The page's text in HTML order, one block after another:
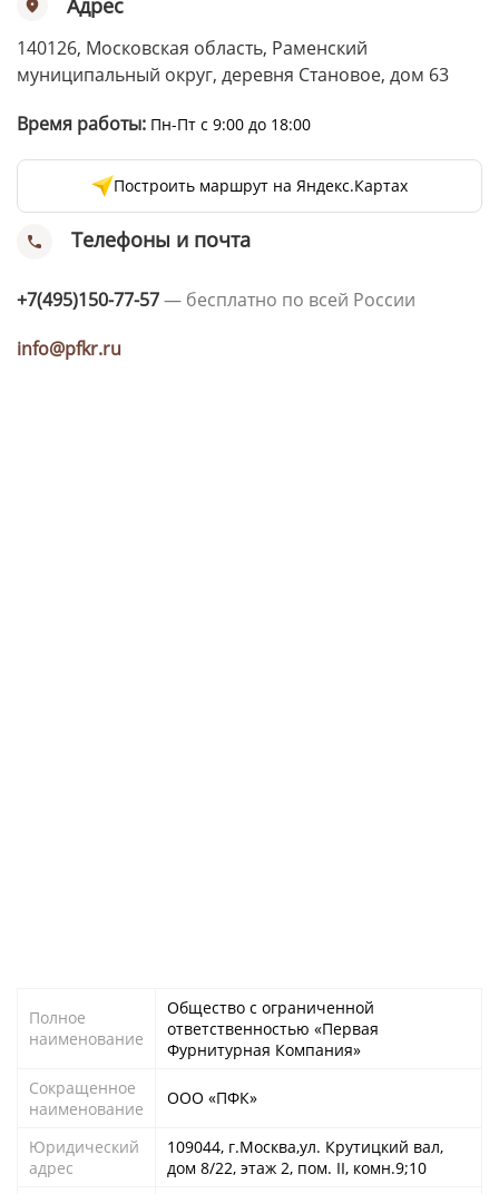
Адрес
140126, Московская область, Раменский
муниципальный округ, деревня Становое, дом 63
Время работы: Пн-Пт с 9:00 до 18:00
Построить маршрут на Яндекс.Картах
Телефоны и почта
+7(495)150-77-57— бесплатно по всей России
info@pfkr.ru
Полное
наименование
Общество с ограниченной
ответственностью «Первая
Фурнитурная Компания»
Сокращенное
наименование
ООО «ПФК»
Юридический
адрес
109044, г.Москва,ул. Крутицкий вал,
дом 8/22, этаж 2, пом. II, комн.9;10
Ушковые
Шторные
Цепочки шарики с замком
Ткани
Шнуры
Элементы декора